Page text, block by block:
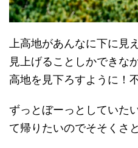
上高地があんなに下に見
見上げることしかできな
高地を見下ろすように！
ずっとぼーっとしていた
て帰りたいのでそそくさ